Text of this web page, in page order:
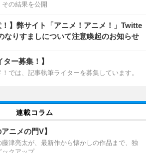
の結果を公開
！】弊サイト「アニメ！アニメ！」Twitte
なりすましについて注意喚起のお知らせ
ター募集！】
では、記事執筆ライターを募集しています。
連載コラム
ニメの門V】
藤津亮太が、最新作から懐かしの作品まで、独